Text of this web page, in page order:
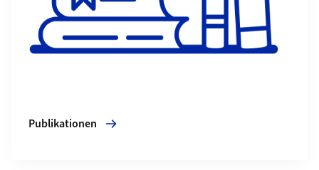
Publikationen